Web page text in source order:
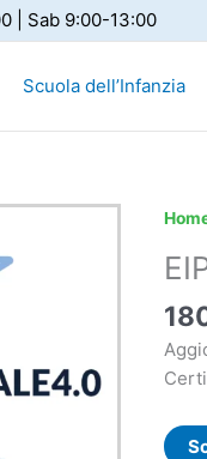
| Sab 9:00-13:00
Scuola dell’Infanzia
4.0
-